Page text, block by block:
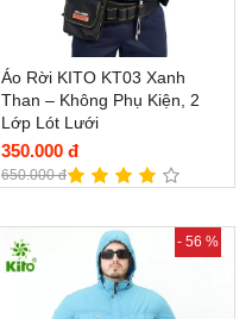
Áo Rời KITO KT03 Xanh
Than – Không Phụ Kiện, 2
Lớp Lót Lưới
350.000 đ
650.000 đ
- 56 %